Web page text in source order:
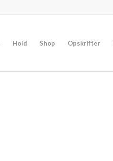
Hold Shop Opskrifter